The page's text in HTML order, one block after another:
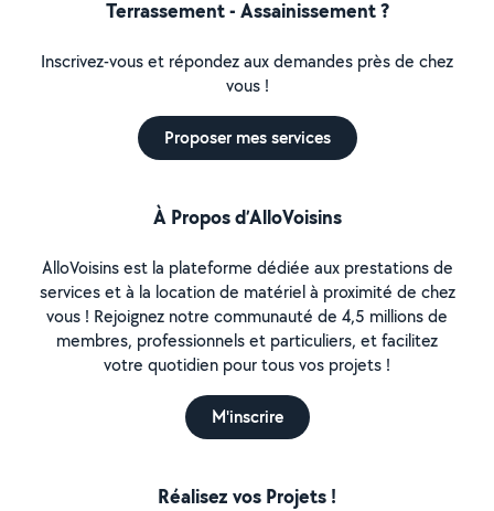
Terrassement - Assainissement ?
Inscrivez-vous et répondez aux demandes près de chez
vous !
Proposer mes services
À Propos d’AlloVoisins
AlloVoisins est la plateforme dédiée aux prestations de
services et à la location de matériel à proximité de chez
vous ! Rejoignez notre communauté de 4,5 millions de
membres, professionnels et particuliers, et facilitez
votre quotidien pour tous vos projets !
M'inscrire
Réalisez vos Projets !